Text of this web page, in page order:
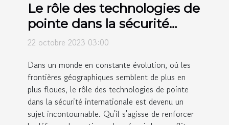
Le rôle des technologies de
pointe dans la sécurité
internationale
22 octobre 2023 03:00
Dans un monde en constante évolution, où les
frontières géographiques semblent de plus en
plus floues, le rôle des technologies de pointe
dans la sécurité internationale est devenu un
sujet incontournable. Qu'il s'agisse de renforcer